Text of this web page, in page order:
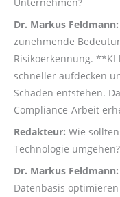
Dr. Markus Feldmann:
zunehmende
Risikoerkennung.
schneller aufdecken
Schäden entstehen.
Compliance-Arbeit
Redakteur: Wie
Technologie umgehen?
Dr. Markus Feldmann:
Datenbasis